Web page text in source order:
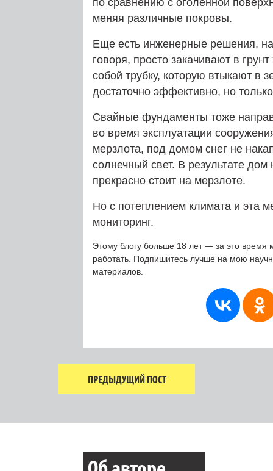
по сравнению с оголенной
меняя различные покровы.
Еще есть инженерные решения,
говоря, просто закачивают в
собой трубку, которую втыкают в
достаточно эффективно, но
Свайные фундаменты тоже
во время эксплуатации
мерзлота, под домом снег не
солнечный свет. В результате
прекрасно стоит на мерзлоте.
Но с потеплением климата и эта
мониторинг.
Этому блогу больше 18 лет — за это время
работать. Подпишитесь лучше на мою
материалов.
ПРЕДЫДУЩИЙ ПОСТ